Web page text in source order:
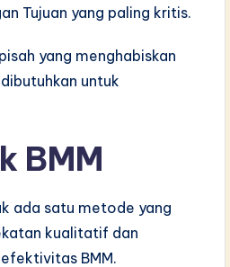
Tujuan yang paling kritis.
yang menghabiskan
untuk
BMM
ada satu metode yang
kualitatif dan
BMM.